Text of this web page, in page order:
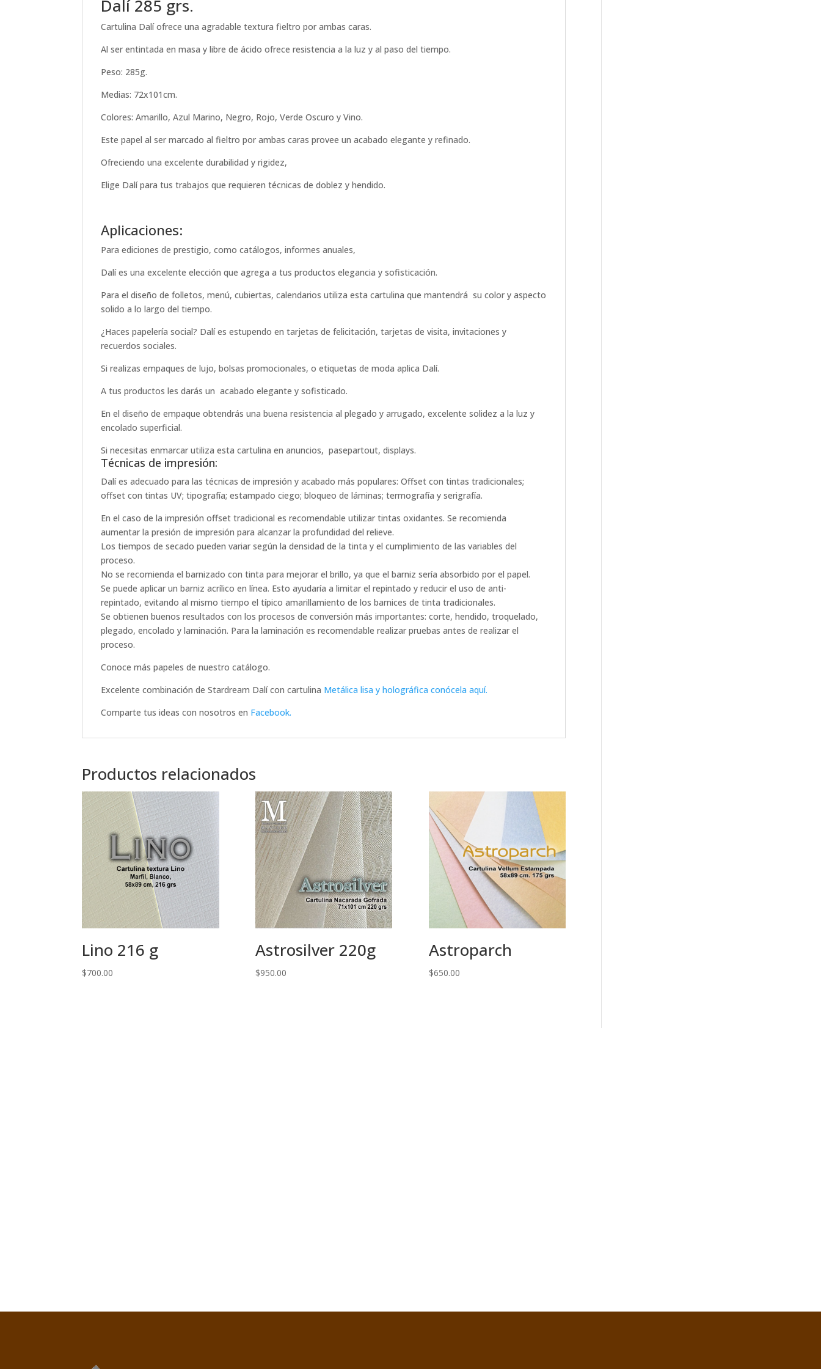
Dalí 285 grs.
Cartulina Dalí ofrece una agradable textura fieltro por ambas caras.
Al ser entintada en masa y libre de ácido ofrece resistencia a la luz y al paso del tiempo.
Peso: 285g.
Medias: 72x101cm.
Colores: Amarillo, Azul Marino, Negro, Rojo, Verde Oscuro y Vino.
Este papel al ser marcado al fieltro por ambas caras provee un acabado elegante y refinado.
Ofreciendo una excelente durabilidad y rigidez,
Elige Dalí para tus trabajos que requieren técnicas de doblez y hendido.
Aplicaciones:
Para ediciones de prestigio, como catálogos, informes anuales,
Dalí es una excelente elección que agrega a tus productos elegancia y sofisticación.
Para el diseño de folletos, menú, cubiertas, calendarios utiliza esta cartulina que mantendrá su color y aspecto
solido a lo largo del tiempo.
¿Haces papelería social? Dalí es estupendo en tarjetas de felicitación, tarjetas de visita, invitaciones y
recuerdos sociales.
Si realizas empaques de lujo, bolsas promocionales, o etiquetas de moda aplica Dalí.
A tus productos les darás un acabado elegante y sofisticado.
En el diseño de empaque obtendrás una buena resistencia al plegado y arrugado, excelente solidez a la luz y
encolado superficial.
Si necesitas enmarcar utiliza esta cartulina en anuncios, pasepartout, displays.
Técnicas de impresión:
Dalí es adecuado para las técnicas de impresión y acabado más populares: Offset con tintas tradicionales;
offset con tintas UV; tipografía; estampado ciego; bloqueo de láminas; termografía y serigrafía.
En el caso de la impresión offset tradicional es recomendable utilizar tintas oxidantes. Se recomienda
aumentar la presión de impresión para alcanzar la profundidad del relieve.
Los tiempos de secado pueden variar según la densidad de la tinta y el cumplimiento de las variables del
proceso.
No se recomienda el barnizado con tinta para mejorar el brillo, ya que el barniz sería absorbido por el papel.
Se puede aplicar un barniz acrílico en línea. Esto ayudaría a limitar el repintado y reducir el uso de anti-
repintado, evitando al mismo tiempo el típico amarillamiento de los barnices de tinta tradicionales.
Se obtienen buenos resultados con los procesos de conversión más importantes: corte, hendido, troquelado,
plegado, encolado y laminación. Para la laminación es recomendable realizar pruebas antes de realizar el
proceso.
Conoce más papeles de nuestro catálogo.
Excelente combinación de Stardream Dalí con cartulina Metálica lisa y holográfica conócela aquí.
Comparte tus ideas con nosotros en Facebook.
Productos relacionados
Lino 216 g
$700.00
Astrosilver 220g
$950.00
Astroparch
$650.00